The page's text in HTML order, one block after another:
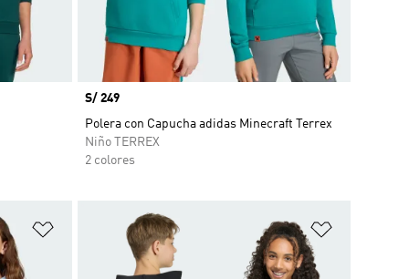
Precio
S/ 249
Polera con Capucha adidas Minecraft Terrex
Niño TERREX
2 colores
Añadir a la lista de deseos